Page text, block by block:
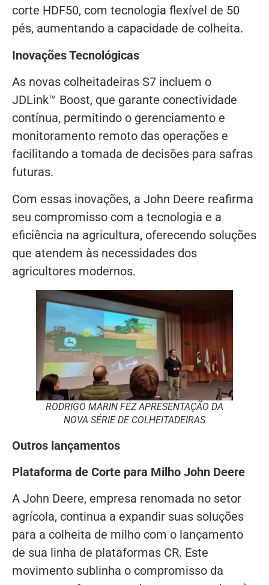
corte HDF50, com tecnologia flexível de 50
pés, aumentando a capacidade de colheita.
Inovações Tecnológicas
As novas colheitadeiras S7 incluem o
JDLink™ Boost, que garante conectividade
contínua, permitindo o gerenciamento e
monitoramento remoto das operações e
facilitando a tomada de decisões para safras
futuras.
Com essas inovações, a John Deere reafirma
seu compromisso com a tecnologia e a
eficiência na agricultura, oferecendo soluções
que atendem às necessidades dos
agricultores modernos.
RODRIGO MARIN FEZ APRESENTAÇÃO DA
NOVA SÉRIE DE COLHEITADEIRAS
Outros lançamentos
Plataforma de Corte para Milho John Deere
A John Deere, empresa renomada no setor
agrícola, continua a expandir suas soluções
para a colheita de milho com o lançamento
de sua linha de plataformas CR. Este
movimento sublinha o compromisso da